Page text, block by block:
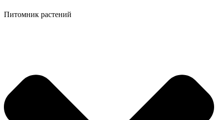
Питомник растений